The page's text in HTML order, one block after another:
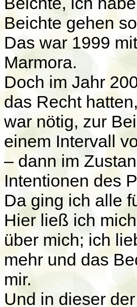
Beichte gehen
Das war 1999
Marmora.
Doch im Jahr
das Recht
war nötig, zur
einem Intervall
– dann im
Intentionen des
Da ging ich alle
Hier ließ ich
über mich; ich
mehr und das
mir.
Und in dieser